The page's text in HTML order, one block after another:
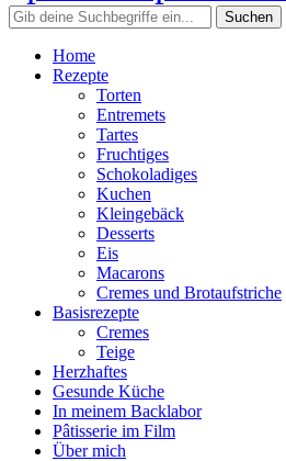
Home
Rezepte
Torten
Entremets
Tartes
Fruchtiges
Schokoladiges
Kuchen
Kleingebäck
Desserts
Eis
Macarons
Cremes und Brotaufstriche
Basisrezepte
Cremes
Teige
Herzhaftes
Gesunde Küche
In meinem Backlabor
Pâtisserie im Film
Über mich